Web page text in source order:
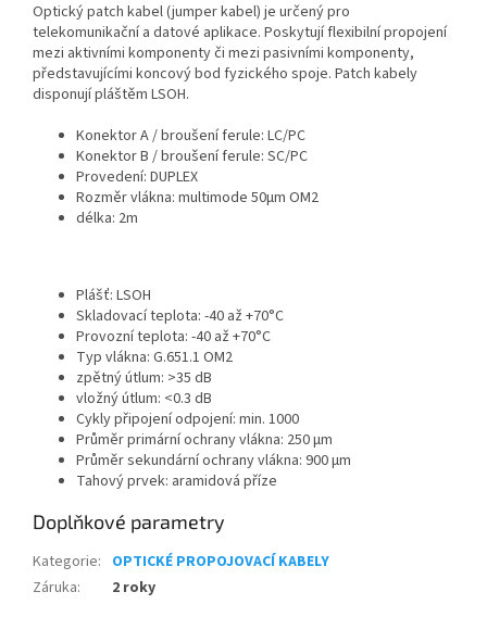
Optický patch kabel (jumper kabel) je určený pro
telekomunikační a datové aplikace. Poskytují flexibilní propojení
mezi aktivními komponenty či mezi pasivními komponenty,
představujícími koncový bod fyzického spoje. Patch kabely
disponují pláštěm LSOH.
Konektor A / broušení ferule: LC/PC
Konektor B / broušení ferule: SC/PC
Provedení: DUPLEX
Rozměr vlákna: multimode 50µm OM2
délka: 2m
Plášť: LSOH
Skladovací teplota: -40 až +70°C
Provozní teplota: -40 až +70°C
Typ vlákna: G.651.1 OM2
zpětný útlum: >35 dB
vložný útlum: <0.3 dB
Cykly připojení odpojení: min. 1000
Průměr primární ochrany vlákna: 250 µm
Průměr sekundární ochrany vlákna: 900 µm
Tahový prvek: aramidová příze
Doplňkové parametry
Kategorie: OPTICKÉ PROPOJOVACÍ KABELY
Záruka: 2 roky